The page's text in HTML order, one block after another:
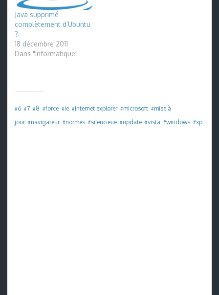
Java supprimé
complètement d’Ubuntu
?
18 décembre 2011
Dans "Informatique"
#6 #7 #8 #force #ie #internet explorer #microsoft #mise à
jour #navigateur #normes #silencieue #update #vista #windows #xp